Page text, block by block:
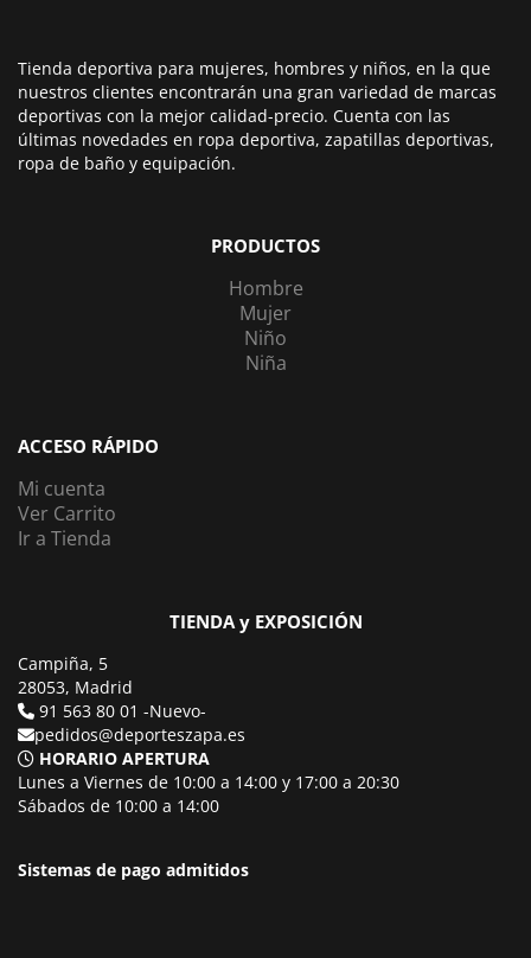
Tienda deportiva para mujeres, hombres y niños, en la que
nuestros clientes encontrarán una gran variedad de marcas
deportivas con la mejor calidad-precio. Cuenta con las
últimas novedades en ropa deportiva, zapatillas deportivas,
ropa de baño y equipación.
PRODUCTOS
Hombre
Mujer
Niño
Niña
ACCESO RÁPIDO
Mi cuenta
Ver Carrito
Ir a Tienda
TIENDA y EXPOSICIÓN
Campiña, 5
28053, Madrid
91 563 80 01 -Nuevo-
pedidos@deporteszapa.es
HORARIO APERTURA
Lunes a Viernes de 10:00 a 14:00 y 17:00 a 20:30
Sábados de 10:00 a 14:00
Sistemas de pago admitidos